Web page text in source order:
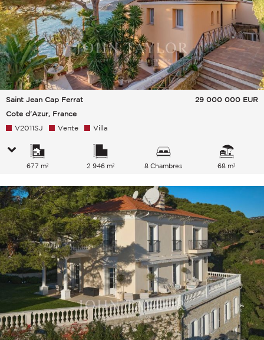
Saint Jean Cap Ferrat
Cote d'Azur, France
29 000 000 EUR
V2011SJ Vente Villa
677 m² 2 946 m² 8 Chambres 68 m²